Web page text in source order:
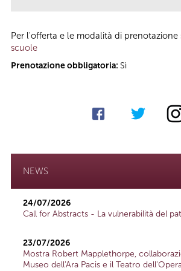
Per l'offerta e le modalità di prenotazione
scuole
Prenotazione obbligatoria: Sì
NEWS
24/07/2026
Call for Abstracts - La vulnerabilità del
23/07/2026
Mostra Robert Mapplethorpe,
Museo dell'Ara Pacis e il Teatro